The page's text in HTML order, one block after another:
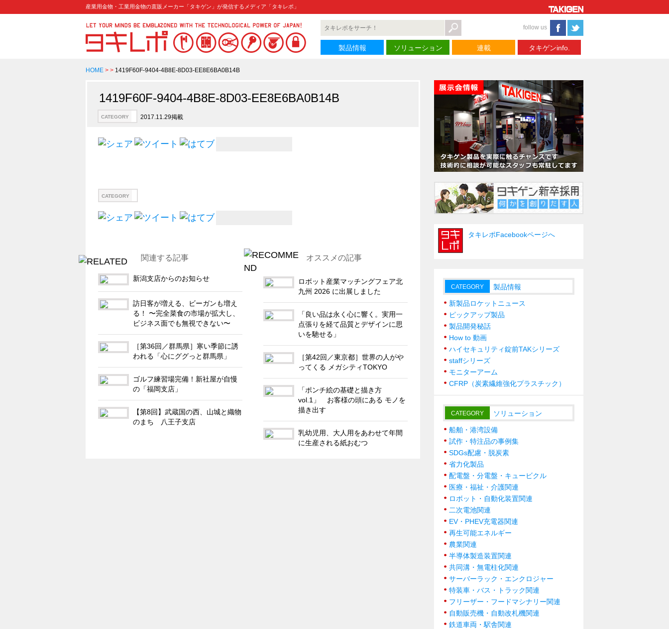
産業用金物・工業用金物の直販メーカー「タキゲン」が発信するメディア「タキレポ」
follow us
製品情報 ソリューション 連載 タキゲンinfo.
HOME > > 1419F60F-9404-4B8E-8D03-EE8E6BA0B14B
1419F60F-9404-4B8E-8D03-EE8E6BA0B14B
CATEGORY 2017.11.29掲載
CATEGORY
関連する記事
新潟支店からのお知らせ
訪日客が増える、ビーガンも増え
る！ 〜完全菜食の市場が拡大し、
ビジネス面でも無視できない〜
［第36回／群馬県］寒い季節に誘
われる「心にググっと群馬県」
ゴルフ練習場完備！新社屋が自慢
の「福岡支店」
【第8回】武蔵国の西、山城と織物
のまち 八王子支店
オススメの記事
ロボット産業マッチングフェア北
九州 2026 に出展しました
「良い品は永く心に響く。実用一
点張りを経て品質とデザインに思
いを馳せる」
［第42回／東京都］世界の人がや
ってくる メガシティTOKYO
「ポンチ絵の基礎と描き方
vol.1」 お客様の頭にある モノを
描き出す
乳幼児用、大人用をあわせて年間
に生産される紙おむつ
タキレポFacebookページへ
CATEGORY 製品情報
新製品ロケットニュース
ピックアップ製品
製品開発秘話
How to 動画
ハイセキュリティ錠前TAKシリーズ
staffシリーズ
モニターアーム
CFRP（炭素繊維強化プラスチック）
CATEGORY ソリューション
船舶・港湾設備
試作・特注品の事例集
SDGs配慮・脱炭素
省力化製品
配電盤・分電盤・キュービクル
医療・福祉・介護関連
ロボット・自動化装置関連
二次電池関連
EV・PHEV充電器関連
再生可能エネルギー
農業関連
半導体製造装置関連
共同溝・無電柱化関連
サーバーラック・エンクロジャー
特装車・バス・トラック関連
フリーザー・フードマシナリー関連
自動販売機・自動改札機関連
鉄道車両・駅舎関連